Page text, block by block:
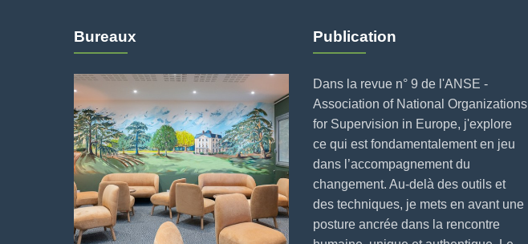
Bureaux Publication
Dans la revue n° 9 de l'ANSE -
Association of National Organizations
for Supervision in Europe, j'explore
ce qui est fondamentalement en jeu
dans l’accompagnement du
changement. Au-delà des outils et
des techniques, je mets en avant une
posture ancrée dans la rencontre